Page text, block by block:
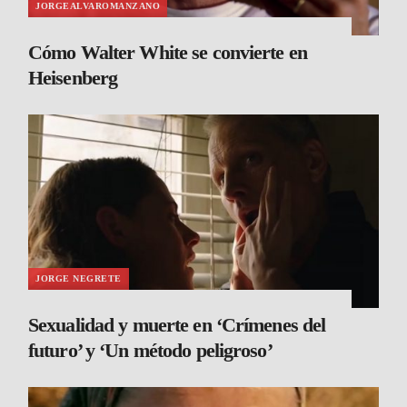
JORGEALVAROMANZANO
Cómo Walter White se convierte en
Heisenberg
JORGE NEGRETE
Sexualidad y muerte en ‘Crímenes del
futuro’ y ‘Un método peligroso’